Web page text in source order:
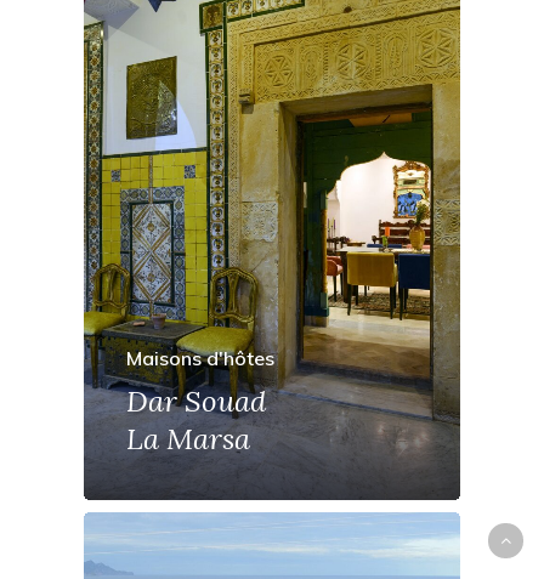
Maisons d'hôtes
Dar Souad
La Marsa